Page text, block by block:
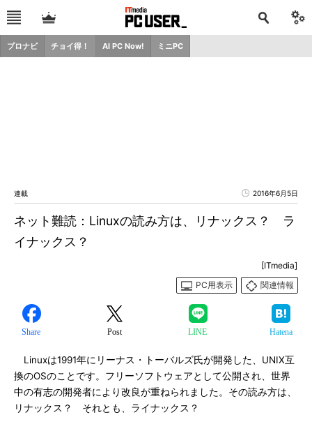
プロナビ チョイ得！ AI PC Now! ミニPC
連載 2016年6月5日
ネット難読：Linuxの読み方は、リナックス？ ラ
イナックス？
[ITmedia]
PC用表示
関連情報
Share Post LINE Hatena
Linuxは1991年にリーナス・トーバルズ氏が開発した、UNIX互
換のOSのことです。フリーソフトウェアとして公開され、世界
中の有志の開発者により改良が重ねられました。その読み方は、
リナックス？ それとも、ライナックス？